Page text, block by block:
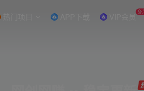
热门项目 APP下载 VIP会员 免